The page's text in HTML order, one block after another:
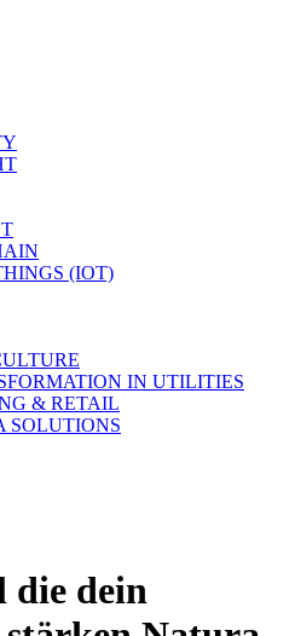
(IOT)
IN UTILITIES
& RETAIL
SOLUTIONS
die dein